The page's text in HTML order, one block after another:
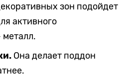
зон подойдет
активного
металл.
Она делает поддон